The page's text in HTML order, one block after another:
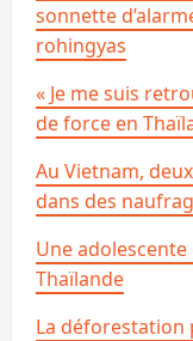
sonnette
rohingyas
« Je me suis
de force en
Au Vietnam,
dans des
Une adolescente
Thaïlande
La